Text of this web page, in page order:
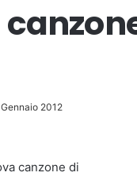
2012
canzone di